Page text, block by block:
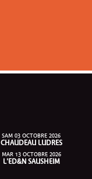
SAM 03 OCTOBRE 2026
CHAUDEAU LUDRES
MAR 13 OCTOBRE 2026
L'ED&N SAUSHEIM